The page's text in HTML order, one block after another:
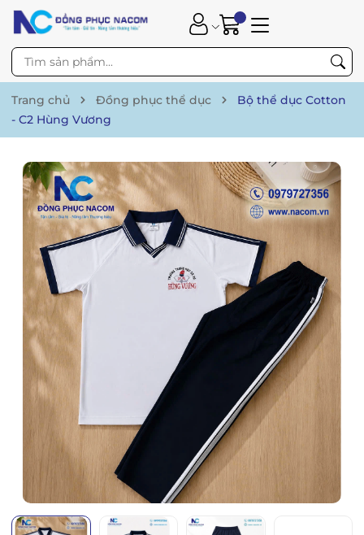
Trang chủ Đồng phục thể dục
Bộ thể dục Cotton
- C2 Hùng Vương